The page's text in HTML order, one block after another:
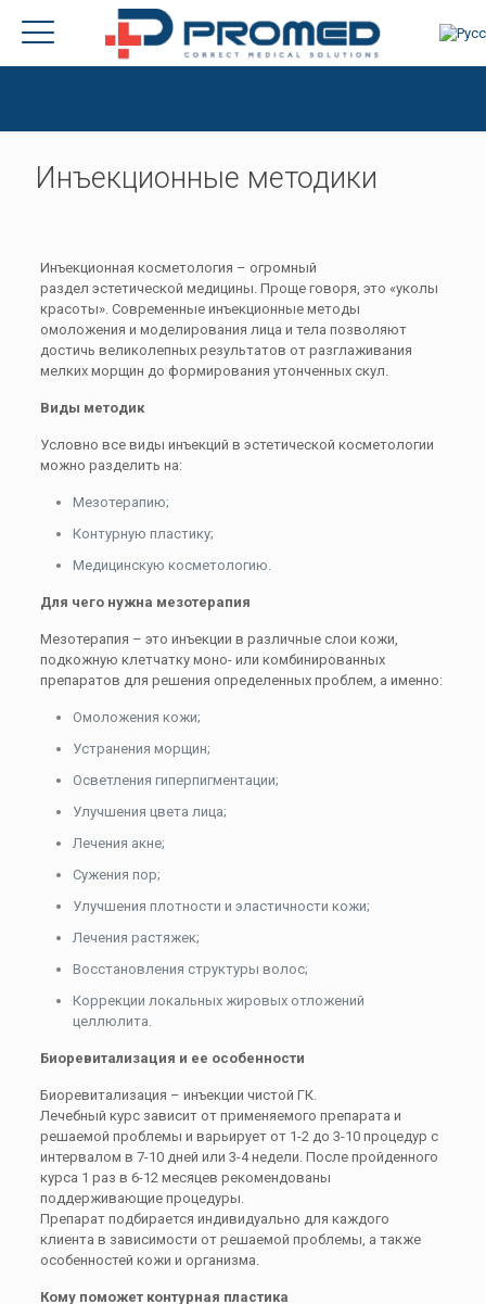
Инъекционные методики
Инъекционная косметология – огромный
раздел эстетической медицины. Проще говоря, это «уколы
красоты». Современные инъекционные методы
омоложения и моделирования лица и тела позволяют
достичь великолепных результатов от разглаживания
мелких морщин до формирования утонченных скул.
Виды методик
Условно все виды инъекций в эстетической косметологии
можно разделить на:
Мезотерапию;
Контурную пластику;
Медицинскую косметологию.
Для чего нужна мезотерапия
Мезотерапия – это инъекции в различные слои кожи,
подкожную клетчатку моно- или комбинированных
препаратов для решения определенных проблем, а именно:
Омоложения кожи;
Устранения морщин;
Осветления гиперпигментации;
Улучшения цвета лица;
Лечения акне;
Сужения пор;
Улучшения плотности и эластичности кожи;
Лечения растяжек;
Восстановления структуры волос;
Коррекции локальных жировых отложений
целлюлита.
Биоревитализация и ее особенности
Биоревитализация – инъекции чистой ГК.
Лечебный курс зависит от применяемого препарата и
решаемой проблемы и варьирует от 1-2 до 3-10 процедур с
интервалом в 7-10 дней или 3-4 недели. После пройденного
курса 1 раз в 6-12 месяцев рекомендованы
поддерживающие процедуры.
Препарат подбирается индивидуально для каждого
клиента в зависимости от решаемой проблемы, а также
особенностей кожи и организма.
Кому поможет контурная пластика